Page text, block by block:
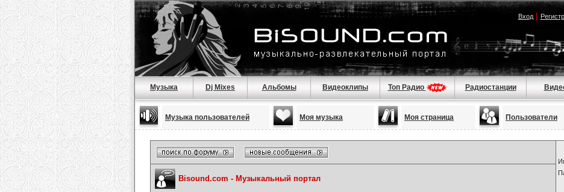
Вход|
Музыка Dj Mixes Альбомы Видеоклипы Топ Радио Радиостанции
Музыка пользователей Моя музыка Моя страница Пользователи
Bisound.com - Музыкальный портал